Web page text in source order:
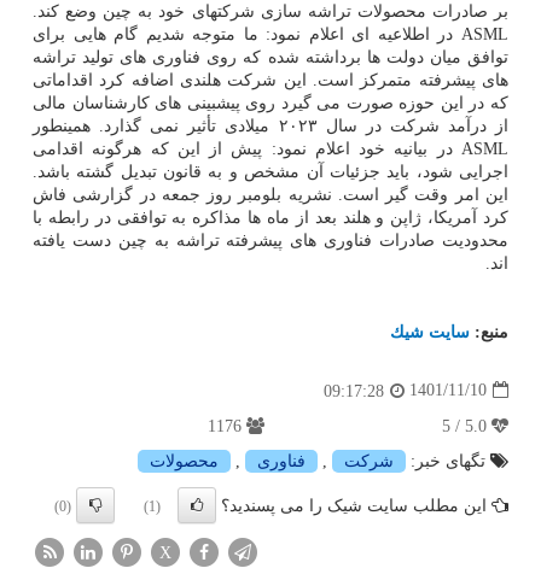
بر صادرات محصولات تراشه سازی شرکتهای خود به چین وضع کند.
ASML در اطلاعیه ای اعلام نمود: ما متوجه شدیم گام هایی برای
توافق میان دولت ها برداشته شده که روی فناوری های تولید تراشه
های پیشرفته متمرکز است. این شرکت هلندی اضافه کرد اقداماتی
که در این حوزه صورت می گیرد روی پیشبینی های کارشناسان مالی
از درآمد شرکت در سال ۲۰۲۳ میلادی تأثیر نمی گذارد. همینطور
ASML در بیانیه خود اعلام نمود: پیش از این که هرگونه اقدامی
اجرایی شود، باید جزئیات آن مشخص و به قانون تبدیل گشته باشد.
این امر وقت گیر است. نشریه بلومبر روز جمعه در گزارشی فاش
کرد آمریکا، ژاپن و هلند بعد از ماه ها مذاکره به توافقی در رابطه با
محدودیت صادرات فناوری های پیشرفته تراشه به چین دست یافته
اند.
منبع: سایت شیك
1401/11/10
09:17:28
تگهای خبر:
شركت , فناوری , محصولات
این مطلب سایت شیک را می پسندید؟ (1)
(0)
X